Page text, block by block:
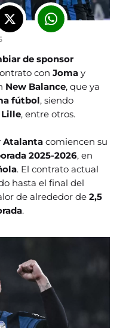
de sponsor
conJomay
New Balance, que ya
fútbol, siendo
Lille, entre otros.
Atalantacomiencen su
2025-2026, en
. El contrato actual
hasta el final del
de alrededor de2,5
.